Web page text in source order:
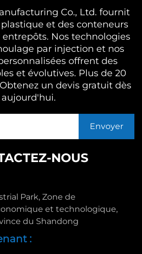
Co., Ltd. fournit
et des conteneurs
Nos technologies
par injection et nos
offrent des
et évolutives. Plus de 20
un devis gratuit dès
aujourd'hui.
NOUS
Park, Zone de
et technologique,
du Shandong
: